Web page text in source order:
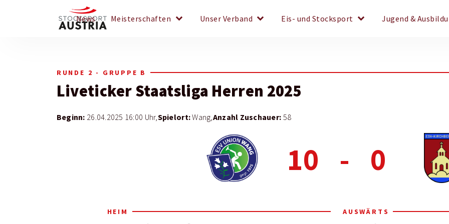
News Meisterschaften keyboard_arrow_down Unser Verband keyboard_arrow_down Eis- und Stocksport keyboard_arrow_down Jugend &
RUNDE 2 - GRUPPE B
LivetickerStaatsliga Herren 2025
Beginn: 26.04.2025 16:00 Uhr,Spielort:Wang,Anzahl Zuschauer: 58
10 - 0
HEIM AUSWÄRTS